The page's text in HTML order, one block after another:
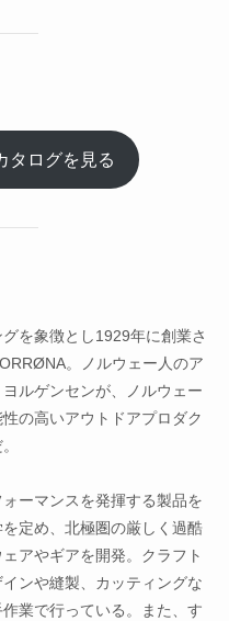
タログを見る
を象徴とし1929年に創業さ
。ノルウェー人のア
ルゲンセンが、ノルウェー
の高いアウトドアプロダク
ーマンスを発揮する製品を
定め、北極圏の厳しく過酷
アやギアを開発。クラフト
ンや縫製、カッティングな
業で行っている。また、す